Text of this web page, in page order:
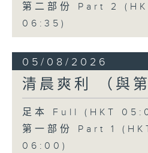
第二部份 Part 2
06:35)
05/08/2026
清晨爽利 （與
足本 Full (HKT
第一部份 Part 1
06:00)